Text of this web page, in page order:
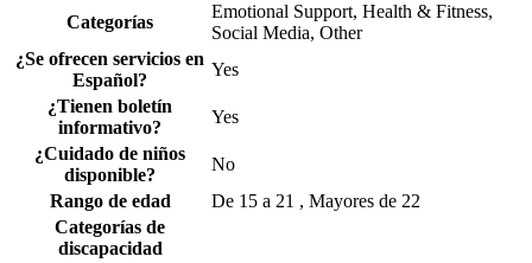
Categorías
Emotional Support, Health & Fitness,
Social Media, Other
¿Se ofrecen servicios en
Español?
Yes
¿Tienen boletín
informativo?
Yes
¿Cuidado de niños
disponible?
No
Rango de edad
De 15 a 21 , Mayores de 22
Categorías de
discapacidad